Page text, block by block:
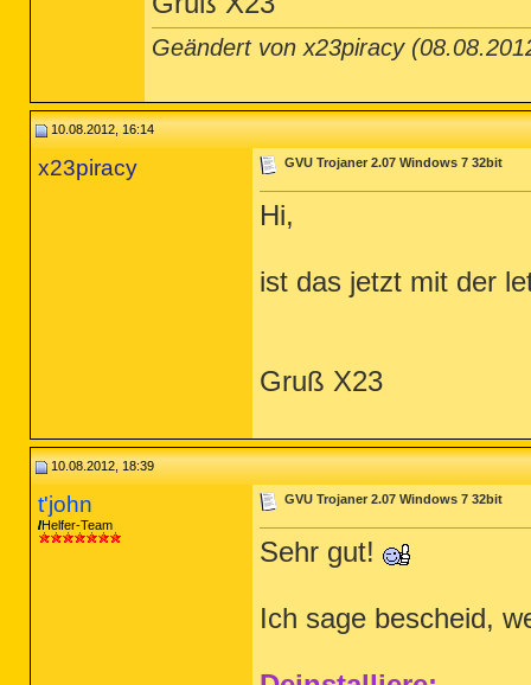
Geändert von x23piracy
10.08.2012, 16:14
x23piracy GVU Trojaner 2.07 Windows 7 32bit
Hi,
ist das jetzt mit der
Gruß X23
10.08.2012, 18:39
t'john
Helfer-Team
GVU Trojaner 2.07 Windows 7 32bit
Sehr gut!
Ich sage bescheid,